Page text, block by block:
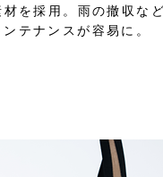
を採用。雨の撤収な
テナンスが容易に。